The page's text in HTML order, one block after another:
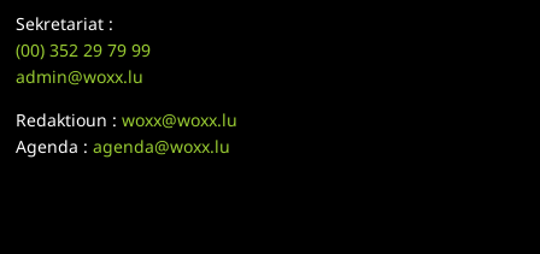
Sekretariat :
(00)352 29 79 99
admin@woxx.lu
Redaktioun :woxx@woxx.lu
Agenda :agenda@woxx.lu